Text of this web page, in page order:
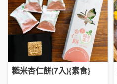
糙米杏仁餅(7入){素食}